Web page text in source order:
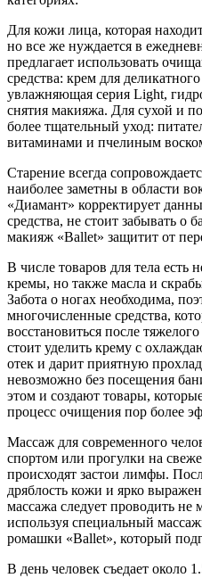
Для кожи лица, которая
но все же нуждается в
предлагает использовать
средства: крем для
увлажняющая серия Light,
снятия макияжа. Для сухой и
более тщательный уход:
витаминами и пчелиным
Старение всегда
наиболее заметны в области
«Диамант» корректирует
средства, не стоит забывать о
макияж «Ballet» защитит от
В числе товаров для тела есть
кремы, но также масла и
Забота о ногах необходима,
многочисленные средства,
восстановиться после
стоит уделить крему с
отек и дарит приятную
невозможно без посещения
этом и создают товары,
процесс очищения пор более
Массаж для современного
спортом или прогулки на
происходят застои лимфы.
дряблость кожи и ярко
массажа следует проводить не
используя специальный
ромашки «Ballet», который
В день человек съедает около